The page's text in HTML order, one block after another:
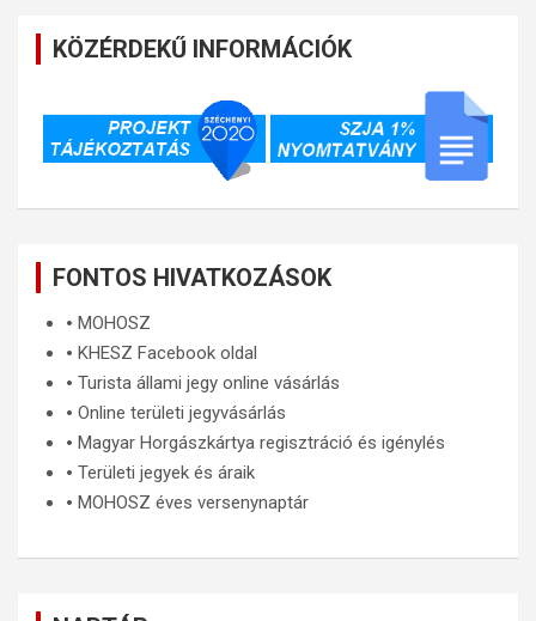
KÖZÉRDEKŰ INFORMÁCIÓK
FONTOS HIVATKOZÁSOK
🞄 MOHOSZ
🞄 KHESZ Facebook oldal
🞄 Turista állami jegy online vásárlás
🞄 Online területi jegyvásárlás
🞄 Magyar Horgászkártya regisztráció és igénylés
🞄 Területi jegyek és áraik
🞄 MOHOSZ éves versenynaptár